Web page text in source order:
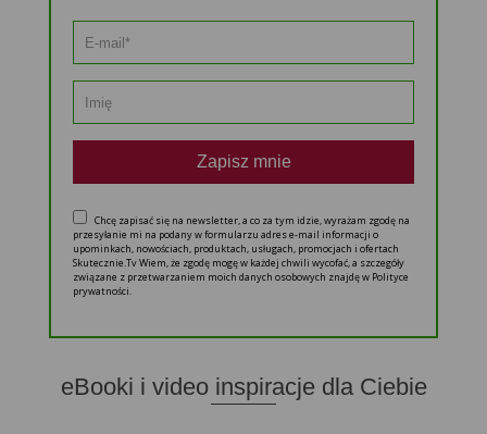
Zapisz mnie
Chcę zapisać się na newsletter, a co za tym idzie, wyrażam zgodę na
przesyłanie mi na podany w formularzu adres e-mail informacji o
upominkach, nowościach, produktach, usługach, promocjach i ofertach
Skutecznie.Tv Wiem, że zgodę mogę w każdej chwili wycofać, a szczegóły
związane z przetwarzaniem moich danych osobowych znajdę w Polityce
prywatności.
eBooki i video inspiracje dla Ciebie